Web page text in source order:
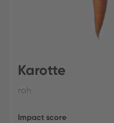
Karotte
roh
Impact score